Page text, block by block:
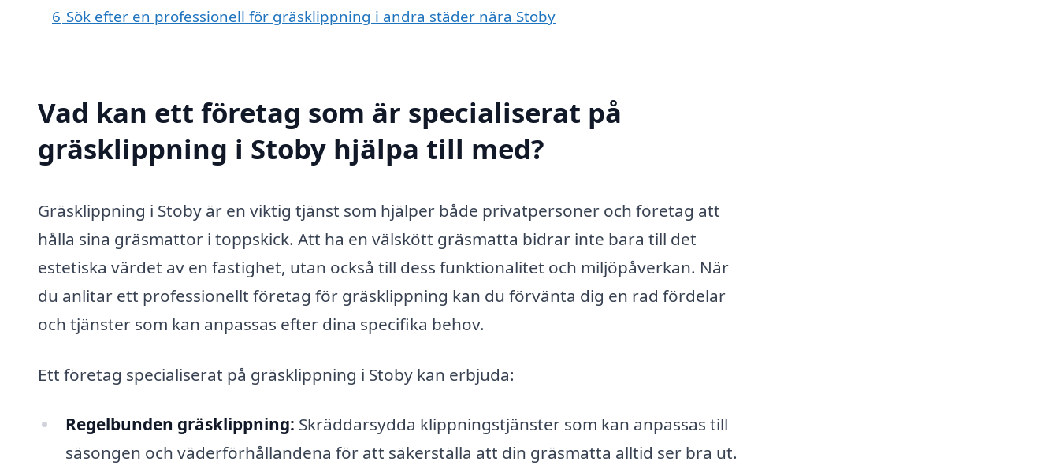
6 Sök efter en professionell för gräsklippning i andra städer nära Stoby
Vad kan ett företag som är specialiserat på
gräsklippning i Stoby hjälpa till med?
Gräsklippning i Stoby är en viktig tjänst som hjälper både privatpersoner och företag att
hålla sina gräsmattor i toppskick. Att ha en välskött gräsmatta bidrar inte bara till det
estetiska värdet av en fastighet, utan också till dess funktionalitet och miljöpåverkan. När
du anlitar ett professionellt företag för gräsklippning kan du förvänta dig en rad fördelar
och tjänster som kan anpassas efter dina specifika behov.
Ett företag specialiserat på gräsklippning i Stoby kan erbjuda:
Regelbunden gräsklippning: Skräddarsydda klippningstjänster som kan anpassas till
säsongen och väderförhållandena för att säkerställa att din gräsmatta alltid ser bra ut.